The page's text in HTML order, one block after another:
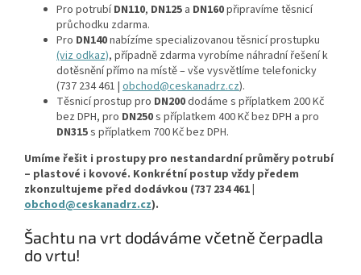
Pro potrubíDN110, DN125 a DN160připravíme těsnicí
průchodku zdarma.
Pro DN140nabízíme specializovanou těsnicí prostupku
(viz odkaz), případně zdarma vyrobíme náhradní řešení k
dotěsnění přímo na místě – vše vysvětlíme telefonicky
(737 234 461 | obchod@ceskanadrz.cz).
Těsnicí prostup pro DN200dodáme s příplatkem 200 Kč
bez DPH, pro DN250s příplatkem 400 Kč bez DPH a pro
DN315s příplatkem 700 Kč bez DPH.
Umíme řešit i prostupy pro nestandardní průměry potrubí
– plastové i kovové. Konkrétní postup vždy předem
zkonzultujeme před dodávkou (737 234 461 |
obchod@ceskanadrz.cz).
Šachtu na vrt dodáváme včetně čerpadla
do vrtu!